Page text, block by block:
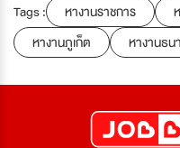
Tags : หางานราชการ
หางานภูเก็ต
หางานธน